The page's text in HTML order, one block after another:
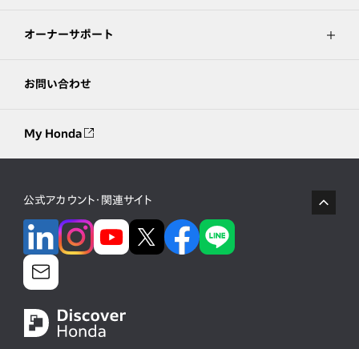
オーナーサポート
お問い合わせ
My Honda
公式アカウント・関連サイト